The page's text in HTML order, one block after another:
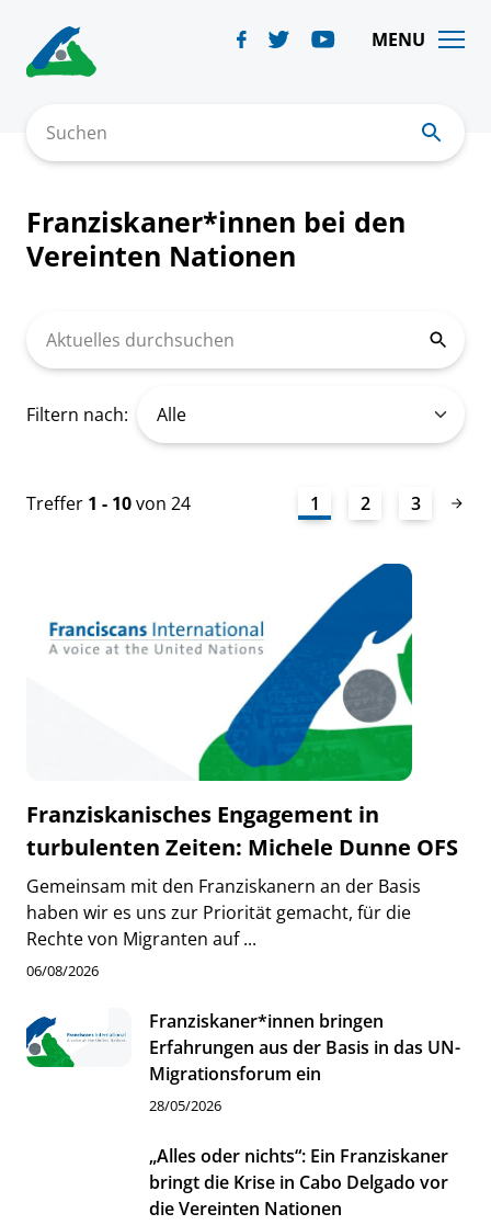
content
MENU
Suchen
Franziskaner*innen bei den
Vereinten Nationen
Aktuelles durchsuchen
Filtern nach:
Treffer 1 - 10von 24 1 2 3
Franziskanisches Engagement in
turbulenten Zeiten: Michele Dunne OFS
Gemeinsam mit den Franziskanern an der Basis
haben wir es uns zur Priorität gemacht, für die
Rechte von Migranten auf ...
06/08/2026
Franziskaner*innen bringen
Erfahrungen aus der Basis in das UN-
Migrationsforum ein
28/05/2026
„Alles oder nichts“: Ein Franziskaner
bringt die Krise in Cabo Delgado vor
die Vereinten Nationen